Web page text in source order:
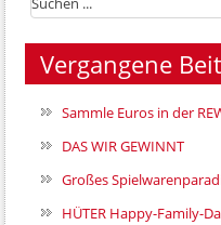
Vergangene
Sammle Euros in der
DAS WIR GEWINNT
Großes
HÜTER Happy-Family-